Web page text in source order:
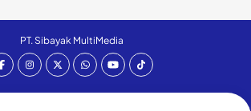
PT. Sibayak MultiMedia